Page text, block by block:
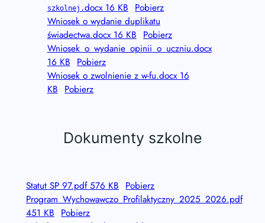
szkolnej.docx 16 KB Pobierz
Wniosek o wydanie duplikatu
świadectwa.docx 16 KB Pobierz
Wniosek_o_wydanie_opinii_o_uczniu.docx
16 KB Pobierz
Wniosek o zwolnienie z w-fu.docx 16
KB Pobierz
Dokumenty szkolne
Statut SP 97.pdf 576 KB Pobierz
Program_Wychowawczo_Profilaktyczny_2025_2026.pdf
451 KB Pobierz